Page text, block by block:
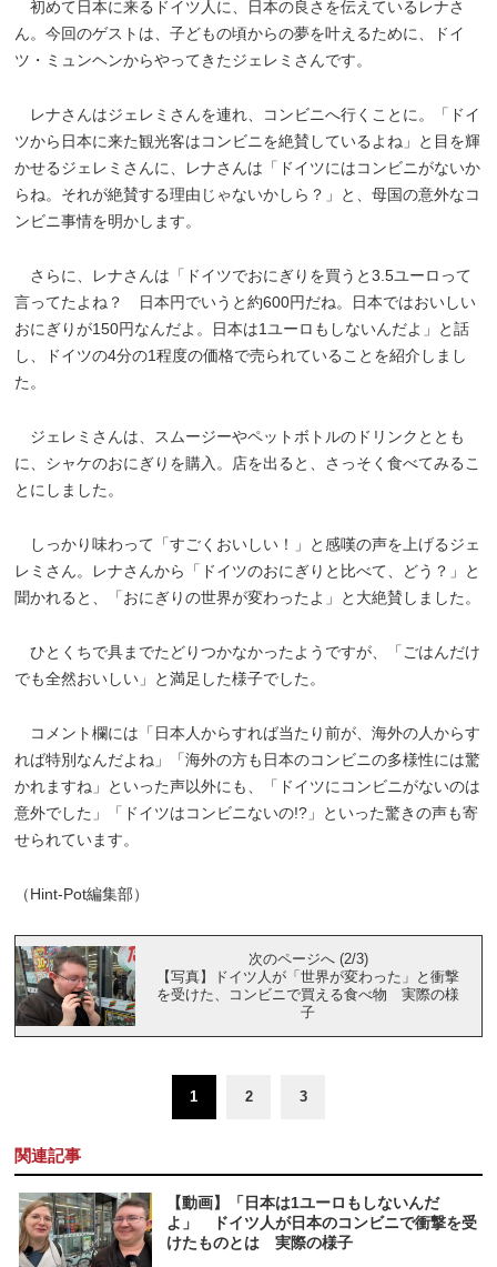
初めて日本に来るドイツ人に、日本の良さを伝えているレナさ
ん。今回のゲストは、子どもの頃からの夢を叶えるために、ドイ
ツ・ミュンヘンからやってきたジェレミさんです。
レナさんはジェレミさんを連れ、コンビニへ行くことに。「ドイ
ツから日本に来た観光客はコンビニを絶賛しているよね」と目を輝
かせるジェレミさんに、レナさんは「ドイツにはコンビニがないか
らね。それが絶賛する理由じゃないかしら？」と、母国の意外なコ
ンビニ事情を明かします。
さらに、レナさんは「ドイツでおにぎりを買うと3.5ユーロって
言ってたよね？ 日本円でいうと約600円だね。日本ではおいしい
おにぎりが150円なんだよ。日本は1ユーロもしないんだよ」と話
し、ドイツの4分の1程度の価格で売られていることを紹介しまし
た。
ジェレミさんは、スムージーやペットボトルのドリンクととも
に、シャケのおにぎりを購入。店を出ると、さっそく食べてみるこ
とにしました。
しっかり味わって「すごくおいしい！」と感嘆の声を上げるジェ
レミさん。レナさんから「ドイツのおにぎりと比べて、どう？」と
聞かれると、「おにぎりの世界が変わったよ」と大絶賛しました。
ひとくちで具までたどりつかなかったようですが、「ごはんだけ
でも全然おいしい」と満足した様子でした。
コメント欄には「日本人からすれば当たり前が、海外の人からす
れば特別なんだよね」「海外の方も日本のコンビニの多様性には驚
かれますね」といった声以外にも、「ドイツにコンビニがないのは
意外でした」「ドイツはコンビニないの!?」といった驚きの声も寄
せられています。
（Hint-Pot編集部）
次のページへ (2/3)
【写真】ドイツ人が「世界が変わった」と衝撃
を受けた、コンビニで買える食べ物 実際の様
子
1 2 3
関連記事
【動画】「日本は1ユーロもしないんだ
よ」 ドイツ人が日本のコンビニで衝撃を受
けたものとは 実際の様子